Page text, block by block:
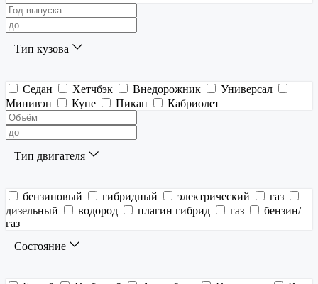
Тип кузова
Седан Хетчбэк Внедорожник
Универсал
Минивэн
Купе Пикап Кабриолет
Тип двигателя
бензиновый гибридный электрический
газ
дизельный
водород плагин гибрид газ
бензин/
газ
Состояние